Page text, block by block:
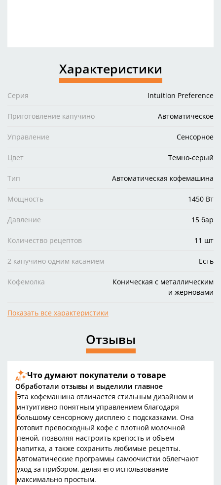
Характеристики
Серия Intuition Preference
Приготовление капучино Автоматическое
Управление Сенсорное
Цвет Темно-серый
Тип Автоматическая кофемашина
Мощность 1450 Вт
Давление 15 бар
Количество рецептов 11 шт
2 капучино одним касанием Есть
Кофемолка
Коническая с металлическим
и жерновами
Показать все характеристики
Отзывы
Что думают покупатели о товаре
Обработали отзывы и выделили главное
Эта кофемашина отличается стильным дизайном и
интуитивно понятным управлением благодаря
большому сенсорному дисплею с подсказками. Она
готовит превосходный кофе с плотной молочной
пеной, позволяя настроить крепость и объем
напитка, а также сохранить любимые рецепты.
Автоматические программы самоочистки облегчают
уход за прибором, делая его использование
максимально простым.